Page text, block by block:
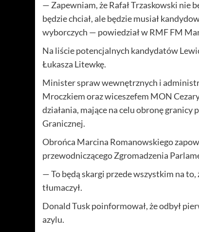
— Zapewniam, że Rafał Trzaskowski nie
będzie chciał, ale będzie musiał
wyborczych — powiedział w RMF FM
Na liście potencjalnych kandydatów
Łukasza Litewkę.
Minister spraw wewnętrznych i
Mroczkiem oraz wiceszefem MON
działania, mające na celu obronę
Granicznej.
Obrońca Marcina Romanowskiego
przewodniczącego Zgromadzenia
— To będą skargi przede wszystkim na
tłumaczył.
Donald Tusk poinformował, że odbył
azylu.